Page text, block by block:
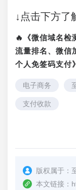
↓点击下方了
🔥《微信域名检
流量排名、微信
个人免签码支付》
电子商务
支付收款
版权属于：
本文链接：